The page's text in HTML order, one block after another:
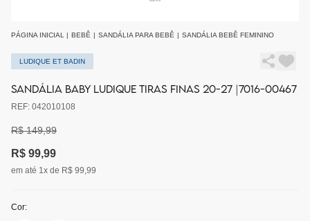
PÁGINA INICIAL | BEBÊ | SANDÁLIA PARA BEBÊ | SANDÁLIA BEBÊ FEMININO
LUDIQUE ET BADIN
SANDÁLIA BABY LUDIQUE TIRAS FINAS 20-27 |7016-00467
REF: 042010108
R$ 149,99
R$ 99,99
em até 1x de R$ 99,99
Cor: